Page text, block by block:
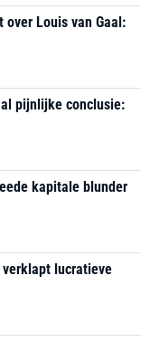
Louis van Gaal:
pijnlijke conclusie:
kapitale blunder
lucratieve